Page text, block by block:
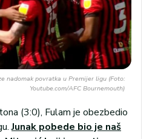
nadomak povratka u Premijer ligu (Foto:
Youtube.com/AFC Bournemouth)
(3:0), Fulam je obezbedio
Junak pobede bio je naš